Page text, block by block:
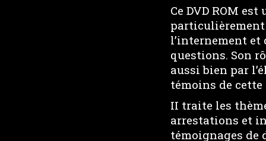
Ce DVD ROM
particulièrement
l’internement et
questions. Son
aussi bien par
témoins de cette
II traite les
arrestations et
témoignages de